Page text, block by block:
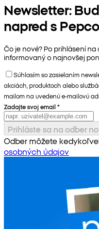
Newsletter:
napred s
Čo je nové? Po prihlásení
informovaný o najnovšej
Súhlasím so zasielaním
akciách, produktoch alebo
mailom na uvedenú e-mailovú
Zadajte svoj email *
Prihláste sa na odber
Odber môžete
osobných údajov